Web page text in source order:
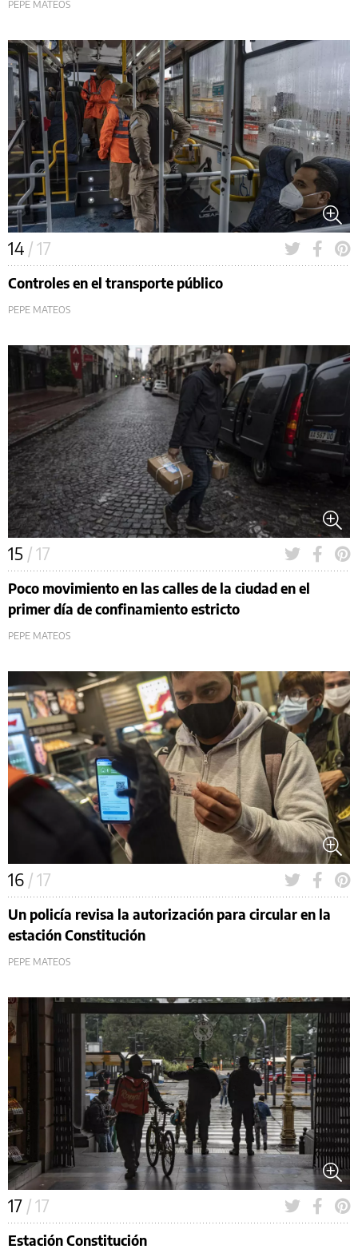
PEPE MATEOS
14 / 17
Controles en el transporte público
PEPE MATEOS
15 / 17
Poco movimiento en las calles de la ciudad en el
primer día de confinamiento estricto
PEPE MATEOS
16 / 17
Un policía revisa la autorización para circular en la
estación Constitución
PEPE MATEOS
17 / 17
Estación Constitución